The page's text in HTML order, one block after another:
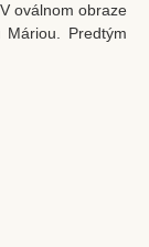
oválnom obraze
Predtým